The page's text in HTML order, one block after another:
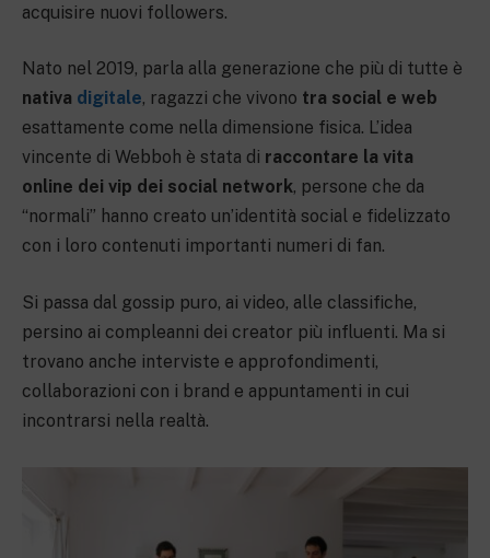
acquisire nuovi followers.
Nato nel 2019, parla alla generazione che più di tutte è
nativa digitale, ragazzi che vivono tra social e web
esattamente come nella dimensione fisica. L’idea
vincente di Webboh è stata di raccontare la vita
online dei vip dei social network, persone che da
“normali” hanno creato un’identità social e fidelizzato
con i loro contenuti importanti numeri di fan.
Si passa dal gossip puro, ai video, alle classifiche,
persino ai compleanni dei creator più influenti. Ma si
trovano anche interviste e approfondimenti,
collaborazioni con i brand e appuntamenti in cui
incontrarsi nella realtà.